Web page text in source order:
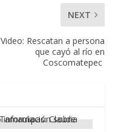
NEXT
Video: Rescatan a persona
que cayó al río en
Coscomatepec